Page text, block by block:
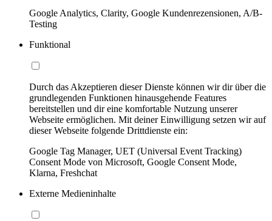
Google Analytics, Clarity, Google Kundenrezensionen, A/B-
Testing
Funktional
Durch das Akzeptieren dieser Dienste können wir dir über die
grundlegenden Funktionen hinausgehende Features
bereitstellen und dir eine komfortable Nutzung unserer
Webseite ermöglichen. Mit deiner Einwilligung setzen wir auf
dieser Webseite folgende Drittdienste ein:
Google Tag Manager, UET (Universal Event Tracking)
Consent Mode von Microsoft, Google Consent Mode,
Klarna, Freshchat
Externe Medieninhalte